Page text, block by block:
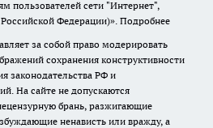
пользователей сети "Интернет",
Федерации)». Подробнее
за собой право модерировать
сохранения конструктивности
законодательства РФ и
На сайте не допускаются
брань, разжигающие
ненависть или вражду, а